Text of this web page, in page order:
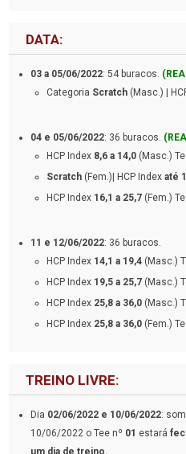
DATA:
03 a 05/06/2022: 54 buracos.
Categoria Scratch (Masc.) |
04 e 05/06/2022: 36 buracos.
HCP Index 8,6 a 14,0 (Masc.)
Scratch (Fem.)| HCP Indexaté
HCP Index 16,1 a 25,7 (Fem.)
11 e 12/06/2022: 36 buracos.
HCP Index 14,1 a 19,4 (Masc.)
HCP Index 19,5 a 25,7 (Masc.)
HCP Index 25,8 a 36,0 (Masc.)
HCP Index 25,8 a 36,0 (Fem.)
TREINO LIVRE:
Dia 02/06/2022 e 10/06/2022:
10/06/2022 o Tee nº 01 estará
um dia de treino.